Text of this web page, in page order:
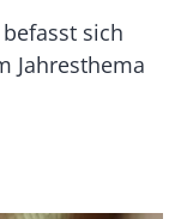
sich
Jahresthema